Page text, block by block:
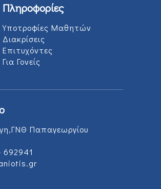
Πληροφορίες
Υποτροφίες Μαθητών
Διακρίσεις
Επιτυχόντες
Για Γονείς
Παπαγεωργίου